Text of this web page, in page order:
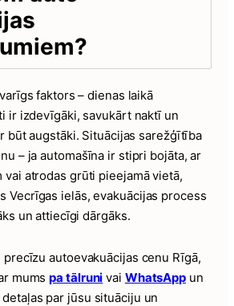
faktors – dienas laikā
ir izdevīgāki, savukārt naktī un
būt augstāki. Situācijas sarežģītība
– ja automašīna ir stipri bojāta, ar
atrodas grūti pieejamā vietā,
Vecrīgas ielās, evakuācijas process
un attiecīgi dārgāks.
autoevakuācijas cenu Rīgā,
mumspa tālruni vai WhatsApp un
par jūsu situāciju un